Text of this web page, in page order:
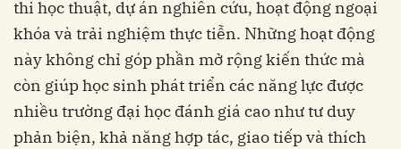
thi học thuật, dự án nghiên cứu, hoạt động ngoại
khóa và trải nghiệm thực tiễn. Những hoạt động
này không chỉ góp phần mở rộng kiến thức mà
còn giúp học sinh phát triển các năng lực được
nhiều trường đại học đánh giá cao như tư duy
phản biện, khả năng hợp tác, giao tiếp và thích